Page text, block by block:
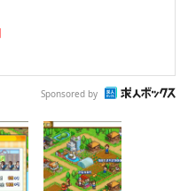
Sponsored by